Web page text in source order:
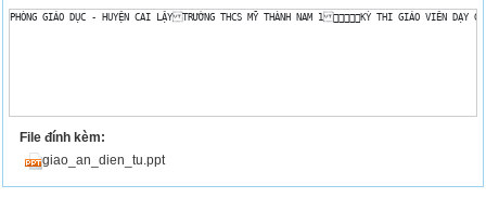
PHÒNG GIÁO DỤC - HUYỆN CAI LẬYTRƯỜNG THCS MỸ THÀNH NAM 1
File đính kèm:
giao_an_dien_tu.ppt